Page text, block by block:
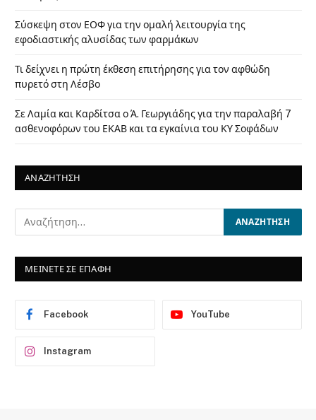
Σύσκεψη στον ΕΟΦ για την ομαλή λειτουργία της
εφοδιαστικής αλυσίδας των φαρμάκων
Τι δείχνει η πρώτη έκθεση επιτήρησης για τον αφθώδη
πυρετό στη Λέσβο
Σε Λαμία και Καρδίτσα ο Ά. Γεωργιάδης για την παραλαβή 7
ασθενοφόρων του ΕΚΑΒ και τα εγκαίνια του ΚΥ Σοφάδων
ΑΝΑΖΗΤΗΣΗ
ΜΕΙΝΕΤΕ ΣΕ ΕΠΑΦΗ
Facebook YouTube
Instagram